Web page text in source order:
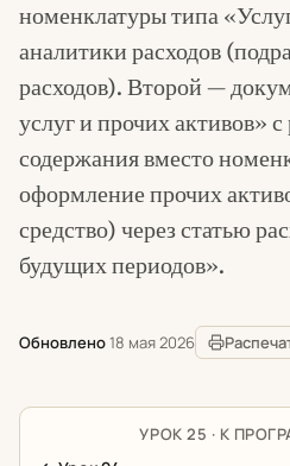
номенклатуры типа
аналитики расходов
расходов). Второй —
услуг и прочих активов»
содержания вместо
оформление прочих
средство) через статью
будущих периодов».
Обновлено 18 мая 2026
УРОК 25 · К